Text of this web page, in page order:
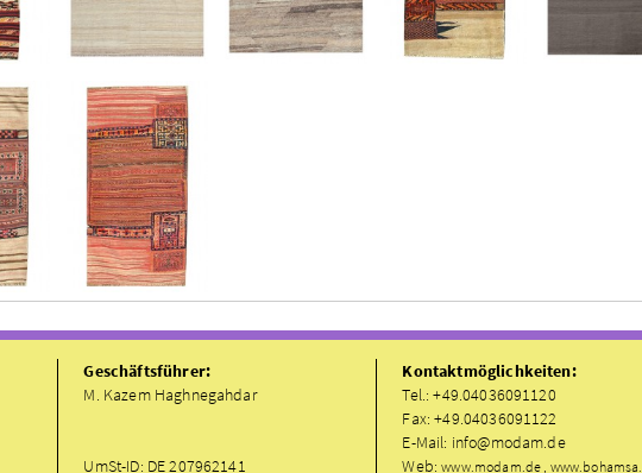
Geschäftsführer:
M. Kazem Haghnegahdar
UmSt-ID: DE 207962141
Kontaktmöglichkeiten:
Tel.: +49.04036091120
Fax: +49.04036091122
E-Mail: info@modam.de
Web:www.modam.de ,